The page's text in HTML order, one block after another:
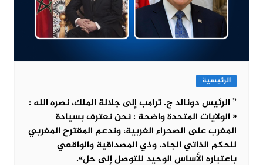
الرئيسية
” الرئيس دونالد ج. ترامب إلى جلالة الملك، نصره الله :
« الولايات المتحدة واضحة : نحن نعترف بسيادة
المغرب على الصحراء الغربية، وندعم المقترح المغربي
للحكم الذاتي الجاد، وذي المصداقية والواقعي
باعتباره الأساس الوحيد للتوصل إلى حل».